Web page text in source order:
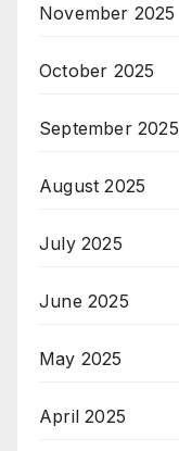
November 2025
October 2025
September 2025
August 2025
July 2025
June 2025
May 2025
April 2025